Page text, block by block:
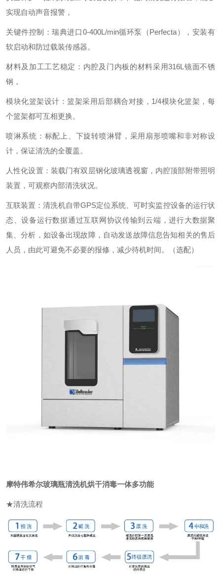
实现自动声音报警，
关键件控制：瑞典进口0-400L/min循环泵（Perfecta），安装有
软启动和防过载装传感器。
材料及加工工艺稳定：内腔及门内板的材料采用316L镜面不锈
钢，
模块化篮架设计：篮架采用后部耦合对接，1/4模块化篮架，每
个篮架都可互相更换。
喷淋系统：标配上、下旋转喷淋臂，采用扇形喷嘴和非对称设
计，保证清洗的全覆盖。
人性化设置：装载门有双层钢化玻璃透视窗，内腔顶部附带照明
装置，可观察内部清洗状况。
互联装置：清洗机自带GPS定位系统、可时实监控设备的运行状
态、设备运行数据通过互联网协议传输到云端，进行大数据聚
集、分析，如设备出现故障，自动发送故障信息告知相关的售后
人员，由此可避免不必要的报修，减少待机时间。（选配）
摩特伟希尔玻璃瓶清洗机烘干消毒一体多功能
★清洗流程